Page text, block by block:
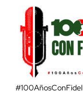
#100AñosConFidel